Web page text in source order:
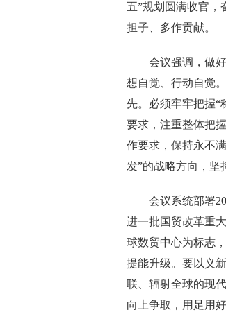
五”规划圆满收官，
担子、多作贡献。
会议强调，做好
想自觉、行动自觉
先。必须牢牢把握“
要求，注重整体把
作要求，保持永不
发”的战略方向，坚
会议系统部署
进一批国贸改革重
球数贸中心为标志
提能升级。要以义
联、辐射全球的现
向上争取，用足用